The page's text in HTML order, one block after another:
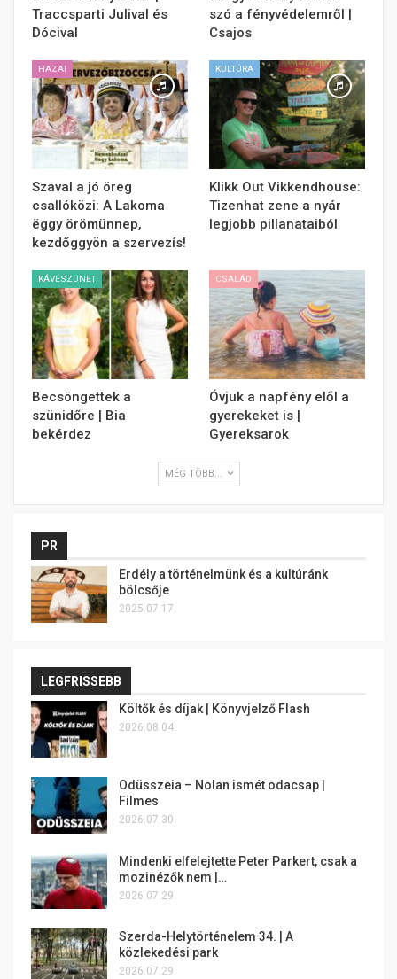
Traccsparti Julival és
Dócival
szó a fényvédelemről |
Csajos
HAZAI
Szaval a jó öreg
csallóközi: A Lakoma
ëggy örömünnep,
kezdőggyön a szervezís!
KULTÚRA
Klikk Out Vikkendhouse:
Tizenhat zene a nyár
legjobb pillanataiból
KÁVÉSZÜNET
Becsöngettek a
szünidőre | Bia
bekérdez
CSALÁD
Óvjuk a napfény elől a
gyerekeket is |
Gyereksarok
MÉG TÖBB...
PR
Erdély a történelmünk és a kultúránk
bölcsője
2025.07.17.
LEGFRISSEBB
Költők és díjak | Könyvjelző Flash
2026.08.04.
Odüsszeia – Nolan ismét odacsap |
Filmes
2026.07.30.
Mindenki elfelejtette Peter Parkert, csak a
mozinézők nem |…
2026.07.29.
Szerda-Helytörténelem 34. | A
közlekedési park
2026.07.29.